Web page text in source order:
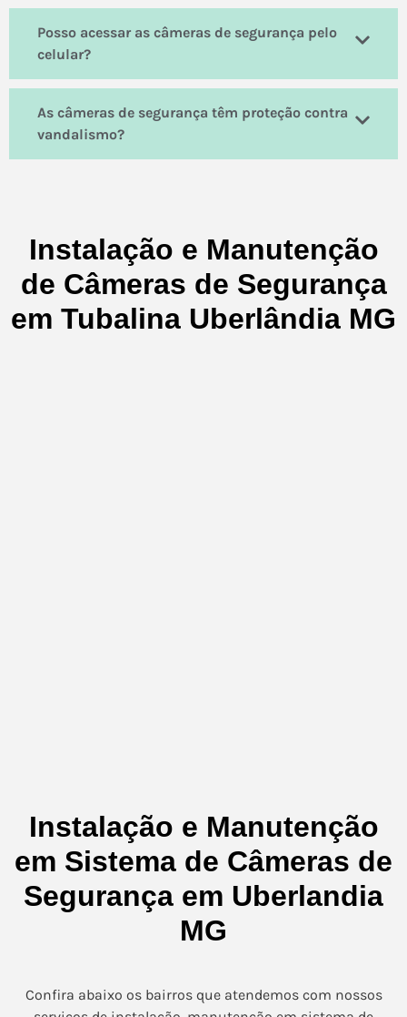
Posso acessar as câmeras de segurança pelo
celular?
As câmeras de segurança têm proteção contra
vandalismo?
Instalação e Manutenção
de Câmeras de Segurança
em Tubalina Uberlândia MG
Instalação e Manutenção
em Sistema de Câmeras de
Segurança em Uberlandia
MG
Confira abaixo os bairros que atendemos com nossos